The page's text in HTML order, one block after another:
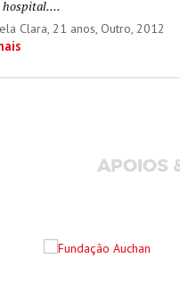
hospital....
Clara, 21 anos, Outro, 2012
APOIOS